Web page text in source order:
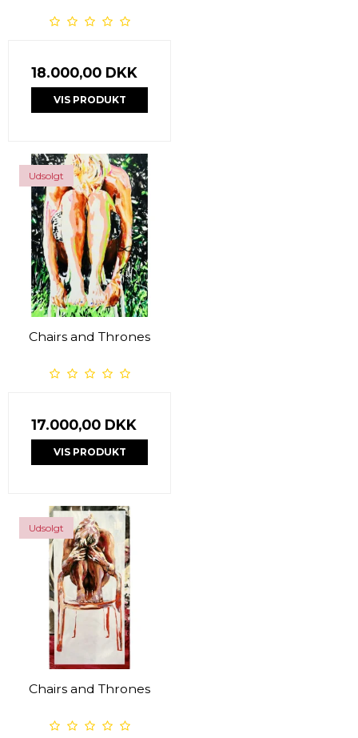
18.000,00 DKK
VIS PRODUKT
Udsolgt
Chairs and Thrones
17.000,00 DKK
VIS PRODUKT
Udsolgt
Chairs and Thrones